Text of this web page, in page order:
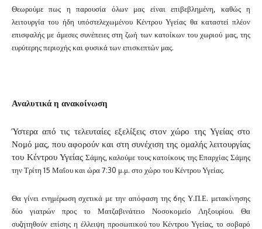
Θεωρούμε πως η παρουσία όλων μας είναι επιβεβλημένη, καθώς η
λειτουργία του ήδη υπόστελεχωμένου Κέντρου Υγείας θα καταστεί πλέον
επισφαλής με άμεσες συνέπειες στη ζωή των κατοίκων του χωριού μας, της
ευρύτερης περιοχής και φυσικά των επισκεπτών μας.
Αναλυτικά η ανακοίνωση
Ύστερα από τις τελευταίες εξελίξεις στον χώρο της Υγείας στο
Νομό μας, που αφορούν και στη συνέχιση της ομαλής λειτουργίας
του Κέντρου Υγείας Σάμης, καλούμε τους κατοίκους της Επαρχίας Σάμης
την Τρίτη 15 Μαΐου και ώρα 7:30 μ.μ. στο χώρο του Κέντρου Υγείας.
Θα γίνει ενημέρωση σχετικά με την απόφαση της 6ης Υ.Π.Ε. μετακίνησης
δύο γιατρών προς το Ματζαβινάτειο Νοσοκομείο Ληξουρίου. Θα
συζητηθούν επίσης η έλλειψη προσωπικού του Κέντρου Υγείας, το σοβαρό